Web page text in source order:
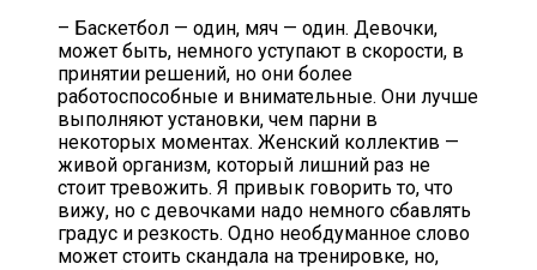
– Баскетбол — один, мяч — один. Девочки,
может быть, немного уступают в скорости, в
принятии решений, но они более
работоспособные и внимательные. Они лучше
выполняют установки, чем парни в
некоторых моментах. Женский коллектив —
живой организм, который лишний раз не
стоит тревожить. Я привык говорить то, что
вижу, но с девочками надо немного сбавлять
градус и резкость. Одно необдуманное слово
может стоить скандала на тренировке, но,